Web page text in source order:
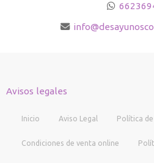
info
Avisos legales
Inicio Aviso Legal Política
Condiciones de venta online